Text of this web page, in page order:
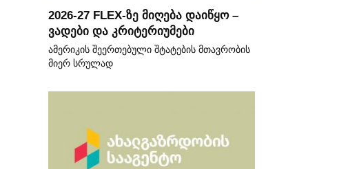
2026-27 FLEX-ზე მიღება დაიწყო –
ვადები და კრიტერიუმები
ამერიკის შეერთებული შტატების მთავრობის
მიერ სრულად